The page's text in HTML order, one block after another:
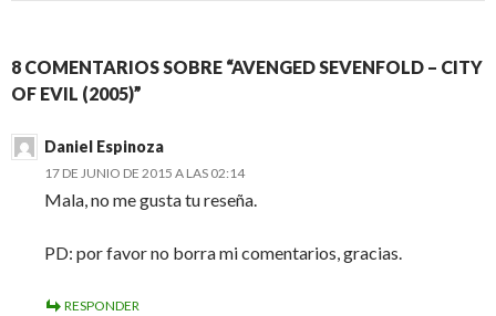
8 COMENTARIOS SOBRE “AVENGED SEVENFOLD – CITY
OF EVIL (2005)”
Daniel Espinoza
17 DE JUNIO DE 2015 A LAS 02:14
Mala, no me gusta tu reseña.
PD: por favor no borra mi comentarios, gracias.
RESPONDER